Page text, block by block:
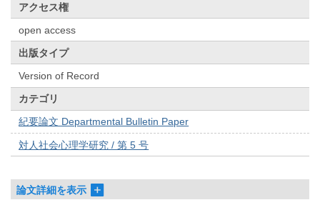
アクセス権
open access
出版タイプ
Version of Record
カテゴリ
紀要論文 Departmental Bulletin Paper
対人社会心理学研究 / 第 5 号
論文詳細を表示